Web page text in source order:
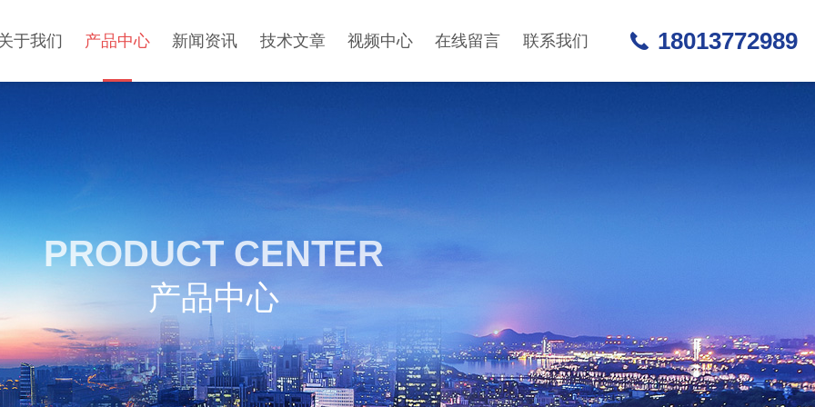
于我们 产品中心 新闻资讯 技术文章 视频中心 在线留言 联系我们 18013772989
PRODUCT CENTER
产品中心